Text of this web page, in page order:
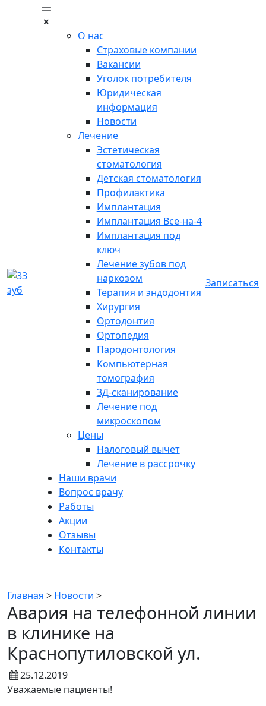
О нас
Страховые компании
Вакансии
Уголок потребителя
Юридическая
информация
Новости
Лечение
Эстетическая
стоматология
Детская стоматология
Профилактика
Имплантация
Имплантация Все-на-4
Имплантация под
ключ
Лечение зубов под
наркозом
Терапия и эндодонтия
Хирургия
Ортодонтия
Ортопедия
Пародонтология
Компьютерная
томография
3Д-сканирование
Лечение под
микроскопом
Цены
Налоговый вычет
Лечение в рассрочку
Наши врачи
Вопрос врачу
Работы
Акции
Отзывы
Контакты
Записаться
Главная > Новости >
Авария на телефонной линии
в клинике на
Краснопутиловской ул.
25.12.2019
Уважаемые пациенты!